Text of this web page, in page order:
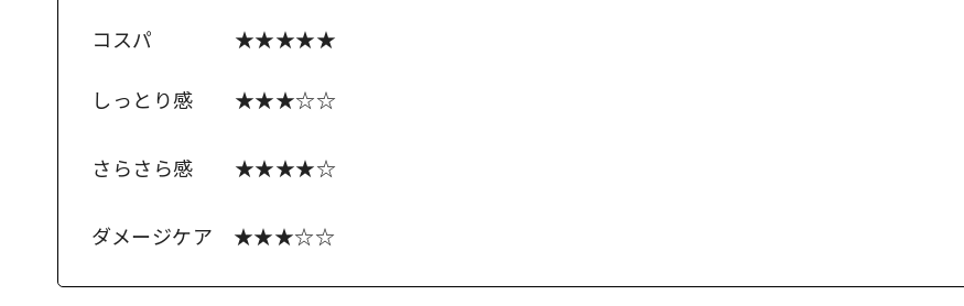
コスパ ★★★★★
しっとり感 ★★★☆☆
さらさら感 ★★★★☆
ダメージケア ★★★☆☆